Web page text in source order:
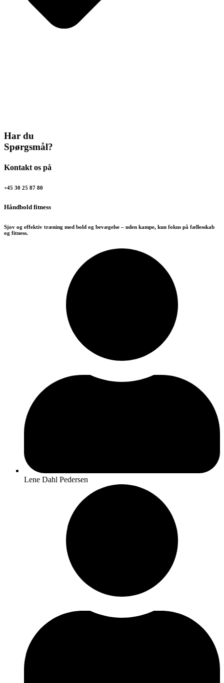
Har du
Spørgsmål?
Kontakt os på
+45 30 25 87 80
Håndbold fitness
Sjov og effektiv træning med bold og bevægelse – uden kampe, kun fokus på fællesskab
og fitness.
Lene Dahl Pedersen